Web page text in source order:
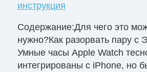
инструкция
Содержание:Для чего это
нужно?Как разорвать пару с
Умные часы Apple Watch
интегрированы с iPhone, но